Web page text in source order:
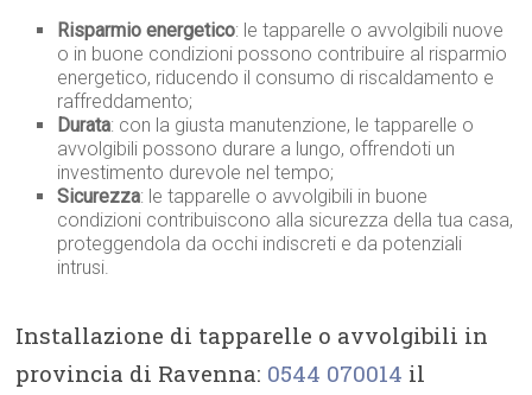
Risparmio energetico: le tapparelle o avvolgibili nuove
o in buone condizioni possono contribuire al risparmio
energetico, riducendo il consumo di riscaldamento e
raffreddamento;
Durata: con la giusta manutenzione, le tapparelle o
avvolgibili possono durare a lungo, offrendoti un
investimento durevole nel tempo;
Sicurezza: le tapparelle o avvolgibili in buone
condizioni contribuiscono alla sicurezza della tua casa,
proteggendola da occhi indiscreti e da potenziali
intrusi.
Installazione di tapparelle o avvolgibili in
provincia di Ravenna: 0544 070014 il